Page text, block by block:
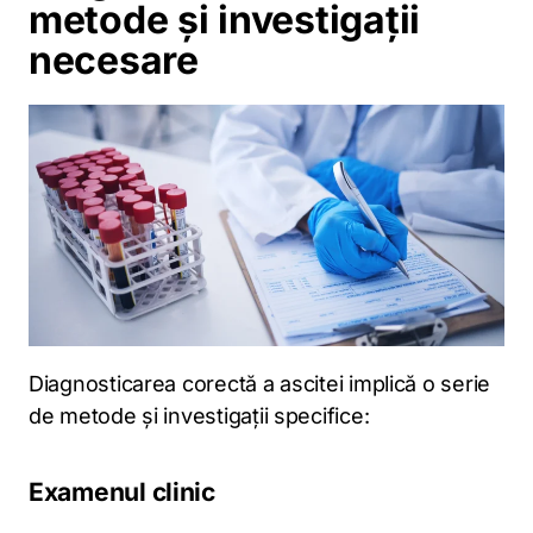
metode și investigații
necesare
Diagnosticarea corectă a ascitei implică o serie
de metode și investigații specifice:
Examenul clinic